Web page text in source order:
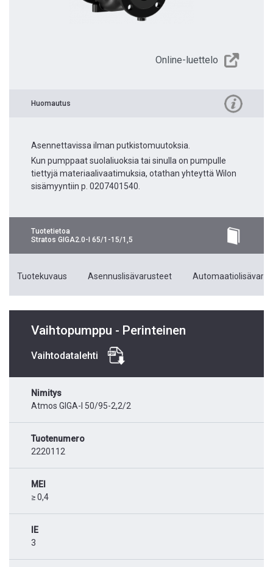
Online-luettelo
Huomautus
Asennettavissa ilman putkistomuutoksia.
Kun pumppaat suolaliuoksia tai sinulla on pumpulle
tiettyjä materiaalivaatimuksia, otathan yhteyttä Wilon
sisämyyntiin p. 0207401540.
Tuotetietoa
Stratos GIGA2.0-I 65/1-15/1,5
Tuotekuvaus Asennuslisävarusteet
Vaihtopumppu - Perinteinen
Vaihtodatalehti
Nimitys
Atmos GIGA-I 50/95-2,2/2
Tuotenumero
2220112
MEI
≥ 0,4
IE
3